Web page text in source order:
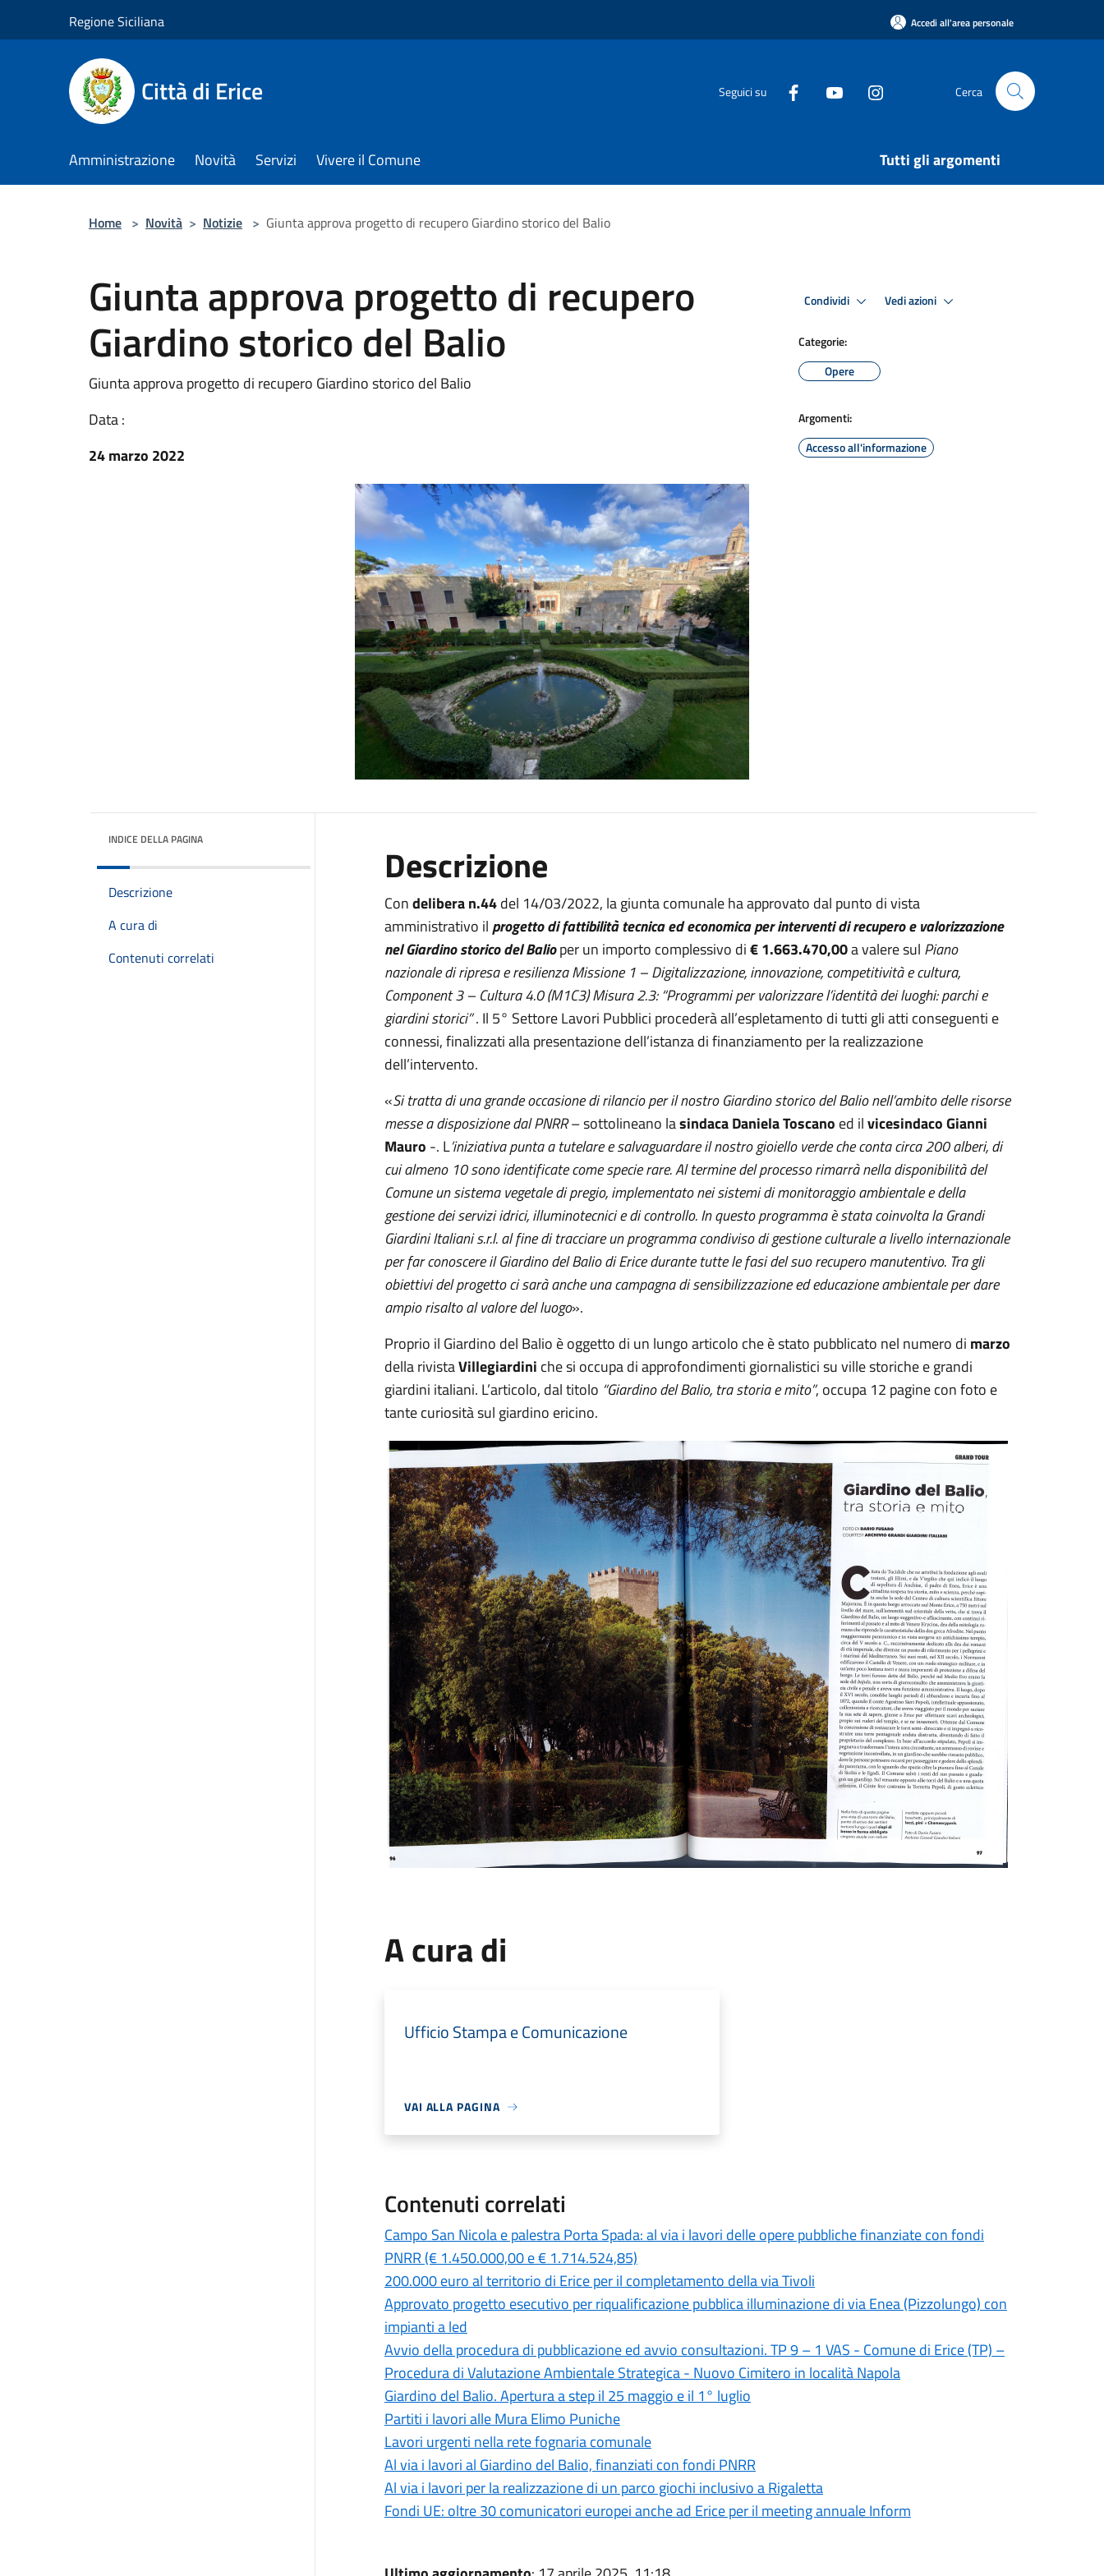
Regione Siciliana Accedi all'area personale
Città di Erice Seguici su Cerca
Amministrazione Novità Servizi Vivere il Comune Tutti gli argomenti
Home > Novità > Notizie > Giunta approva progetto di recupero Giardino storico del Balio
Giunta approva progetto di recupero
Giardino storico del Balio
Giunta approva progetto di recupero Giardino storico del Balio
Data :
24 marzo 2022
Condividi Vedi azioni
Categorie:
Opere
Argomenti:
Accesso all'informazione
INDICE DELLA PAGINA
Descrizione
A cura di
Contenuti correlati
Descrizione
Condelibera n.44del 14/03/2022, la giunta comunale ha approvato dal punto di vista
amministrativo ilprogetto di fattibilità tecnica ed economica per interventi di recupero e valorizzazione
nel Giardino storico del Balioper un importo complessivo di€ 1.663.470,00a valere sul Piano
nazionale di ripresa e resilienza Missione 1 – Digitalizzazione, innovazione, competitività e cultura,
Component 3 – Cultura 4.0 (M1C3) Misura 2.3: “Programmi per valorizzare l’identità dei luoghi: parchi e
giardini storici”. Il 5° Settore Lavori Pubblici procederà all’espletamento di tutti gli atti conseguenti e
connessi, finalizzati alla presentazione dell’istanza di finanziamento per la realizzazione
dell’intervento.
«Si tratta di una grande occasione di rilancio per il nostro Giardino storico del Balio nell’ambito delle risorse
messe a disposizione dal PNRR– sottolineano lasindaca Daniela Toscano ed ilvicesindaco Gianni
Mauro -. L’iniziativa punta a tutelare e salvaguardare il nostro gioiello verde che conta circa 200 alberi, di
cui almeno 10 sono identificate come specie rare. Al termine del processo rimarrà nella disponibilità del
Comune un sistema vegetale di pregio, implementato nei sistemi di monitoraggio ambientale e della
gestione dei servizi idrici, illuminotecnici e di controllo. In questo programma è stata coinvolta la Grandi
Giardini Italiani s.r.l. al fine di tracciare un programma condiviso di gestione culturale a livello internazionale
per far conoscere il Giardino del Balio di Erice durante tutte le fasi del suo recupero manutentivo. Tra gli
obiettivi del progetto ci sarà anche una campagna di sensibilizzazione ed educazione ambientale per dare
ampio risalto al valore del luogo».
Proprio il Giardino del Balio è oggetto di un lungo articolo che è stato pubblicato nel numero di marzo
della rivistaVillegiardini che si occupa di approfondimenti giornalistici su ville storiche e grandi
giardini italiani. L’articolo, dal titolo “Giardino del Balio, tra storia e mito”, occupa 12 pagine con foto e
tante curiosità sul giardino ericino.
A cura di
Ufficio Stampa e Comunicazione
VAI ALLA PAGINA
Contenuti correlati
Campo San Nicola e palestra Porta Spada: al via i lavori delle opere pubbliche finanziate con fondi
PNRR (€ 1.450.000,00 e € 1.714.524,85)
200.000 euro al territorio di Erice per il completamento della via Tivoli
Approvato progetto esecutivo per riqualificazione pubblica illuminazione di via Enea (Pizzolungo) con
impianti a led
Avvio della procedura di pubblicazione ed avvio consultazioni. TP 9 – 1 VAS - Comune di Erice (TP) –
Procedura di Valutazione Ambientale Strategica - Nuovo Cimitero in località Napola
Giardino del Balio. Apertura a step il 25 maggio e il 1° luglio
Partiti i lavori alle Mura Elimo Puniche
Lavori urgenti nella rete fognaria comunale
Al via i lavori al Giardino del Balio, finanziati con fondi PNRR
Al via i lavori per la realizzazione di un parco giochi inclusivo a Rigaletta
Fondi UE: oltre 30 comunicatori europei anche ad Erice per il meeting annuale Inform